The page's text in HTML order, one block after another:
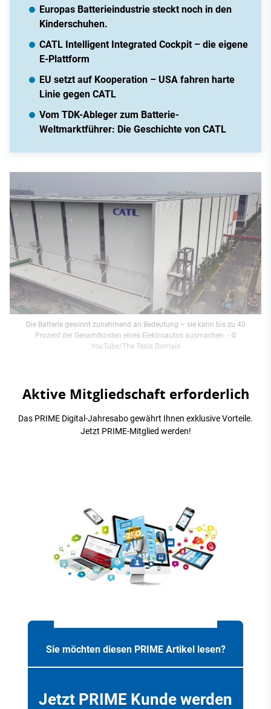
Europas Batterieindustrie steckt noch in den
Kinderschuhen.
CATL Intelligent Integrated Cockpit – die eigene
E-Plattform
EU setzt auf Kooperation – USA fahren harte
Linie gegen CATL
Vom TDK-Ableger zum Batterie-
Weltmarktführer: Die Geschichte von CATL
Die Batterie gewinnt zunehmend an Bedeutung – sie kann bis zu 40
Prozent der Gesamtkosten eines Elektroautos ausmachen. - ©
YouTube/The Tesla Domain
Aktive Mitgliedschaft erforderlich
Das PRIME Digital-Jahresabo gewährt Ihnen exklusive Vorteile.
Jetzt PRIME-Mitglied werden!
Sie möchten diesen PRIME Artikel lesen?
Jetzt PRIME Kunde werden